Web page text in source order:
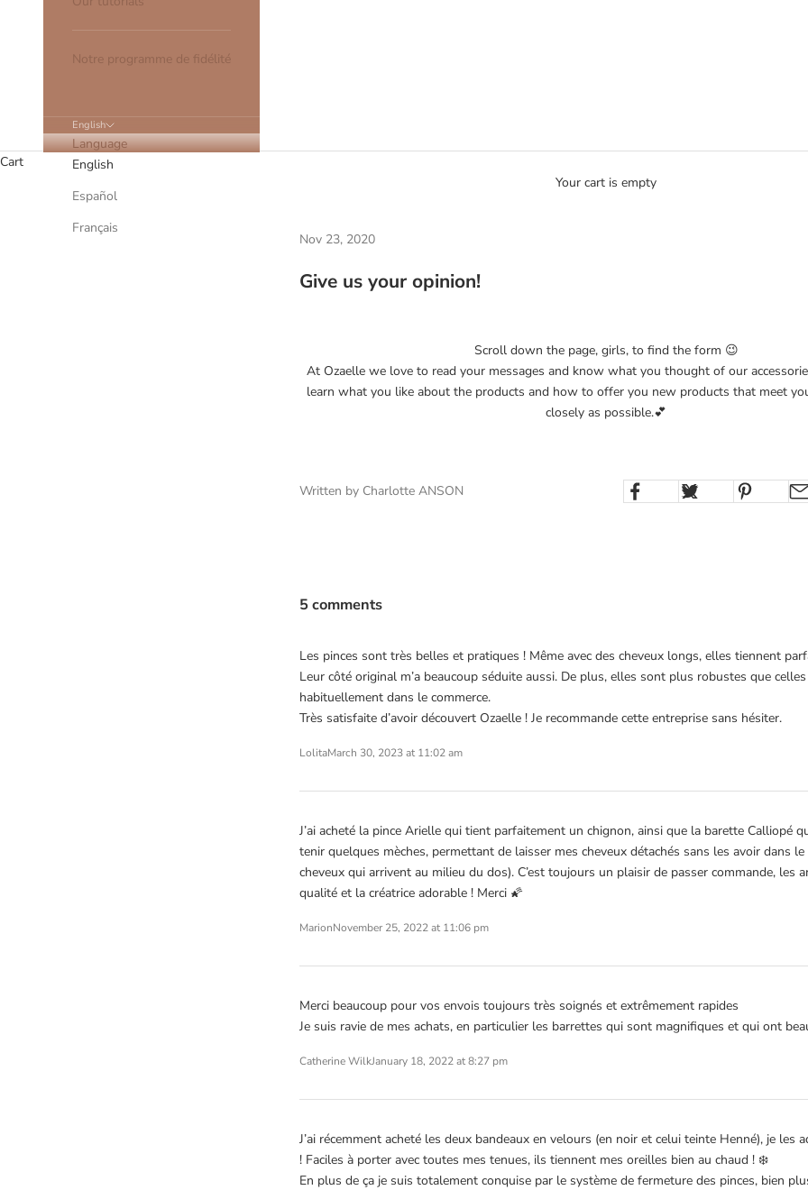
Notre programme de fidélité
English
Language
English
Español
Français
Cart
Your cart is empty
Nov 23, 2020
Give us your opinion!
Scroll down the page, girls, to find the form 😉
At Ozaelle we love to read your messages and know what you thought of our
learn what you like about the products and how to offer you new products that meet
closely as possible.💕
Written by Charlotte ANSON
5 comments
Les pinces sont très belles et pratiques ! Même avec des cheveux longs, elles tiennent
Leur côté original m’a beaucoup séduite aussi. De plus, elles sont plus robustes que
habituellement dans le commerce.
Très satisfaite d’avoir découvert Ozaelle ! Je recommande cette entreprise sans hésiter.
LolitaMarch 30, 2023 at 11:02 am
J’ai acheté la pince Arielle qui tient parfaitement un chignon, ainsi que la barette Calliopé
tenir quelques mèches, permettant de laisser mes cheveux détachés sans les avoir dans le
cheveux qui arrivent au milieu du dos). C’est toujours un plaisir de passer commande, les
qualité et la créatrice adorable ! Merci 🌠
MarionNovember 25, 2022 at 11:06 pm
Merci beaucoup pour vos envois toujours très soignés et extrêmement rapides
Je suis ravie de mes achats, en particulier les barrettes qui sont magnifiques et qui ont
Catherine WilkJanuary 18, 2022 at 8:27 pm
J’ai récemment acheté les deux bandeaux en velours (en noir et celui teinte Henné), je les
! Faciles à porter avec toutes mes tenues, ils tiennent mes oreilles bien au chaud ! ❄️
En plus de ça je suis totalement conquise par le système de fermeture des pinces, bien